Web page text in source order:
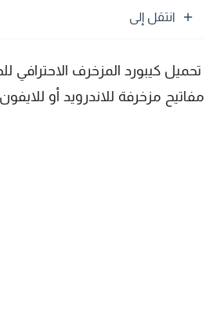
انتقل إلى
تحميل كيبورد المزخرف الاحترافي
مفاتيح مزخرفة للاندرويد أو